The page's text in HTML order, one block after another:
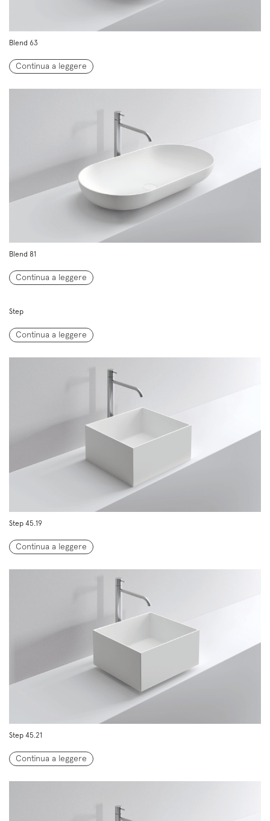
Blend 63
Continua a leggere
Blend 81
Continua a leggere
Step
Continua a leggere
Step 45.19
Continua a leggere
Step 45.21
Continua a leggere